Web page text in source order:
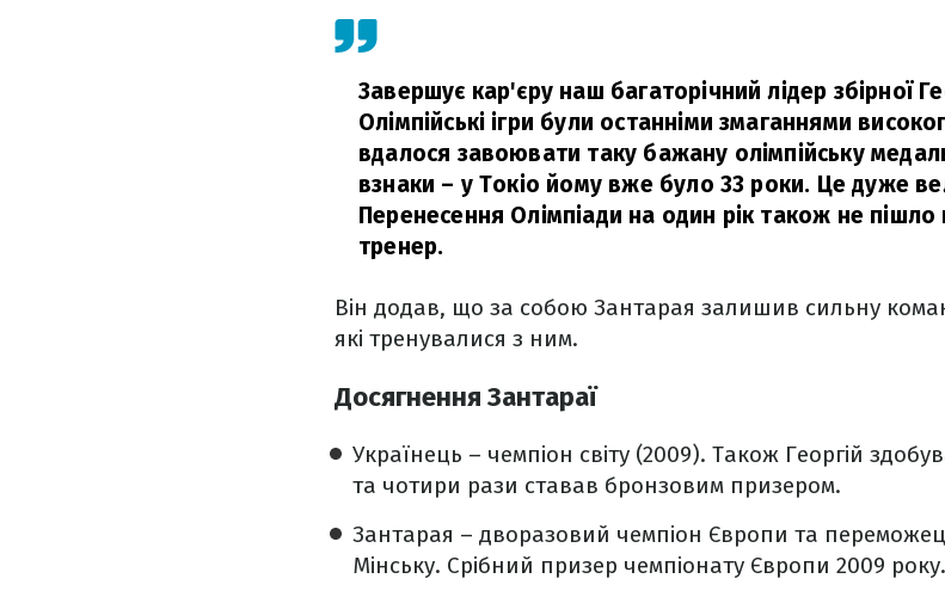
Завершує кар'єру наш багаторічний лідер збірної
Олімпійські ігри були останніми змаганнями
вдалося завоювати таку бажану олімпійську
взнаки – у Токіо йому вже було 33 роки. Це дуже
Перенесення Олімпіади на один рік також не пішло
тренер.
Він додав, що за собою Зантарая залишив сильну
які тренувалися з ним.
Досягнення Зантараї
Українець – чемпіон світу (2009). Також Георгій
та чотири рази ставав бронзовим призером.
Зантарая – дворазовий чемпіон Європи та
Мінську. Срібний призер чемпіонату Європи 2009 року.